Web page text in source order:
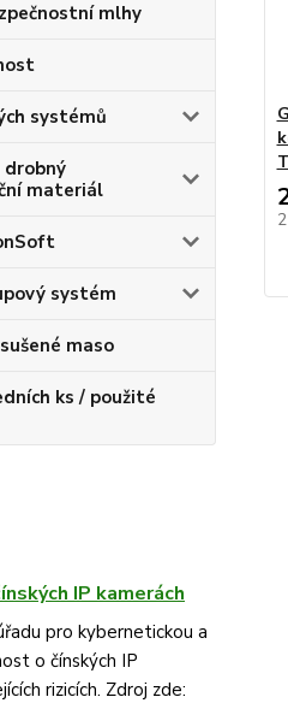
mlhy
systémů
drobný
materiál
systém
maso
ks / použité
IP kamerách
pro kybernetickou a
o čínských IP
rizicích. Zdroj zde: